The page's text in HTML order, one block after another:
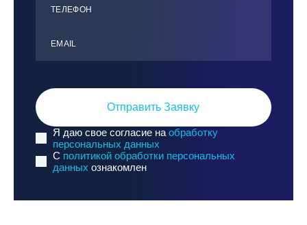
ТЕЛЕФОН
ЕMАIL
Отправить Заявку
Я даю свое согласие на обработку
персональных данных
C политикой обработки персональных
данных ознакомлен